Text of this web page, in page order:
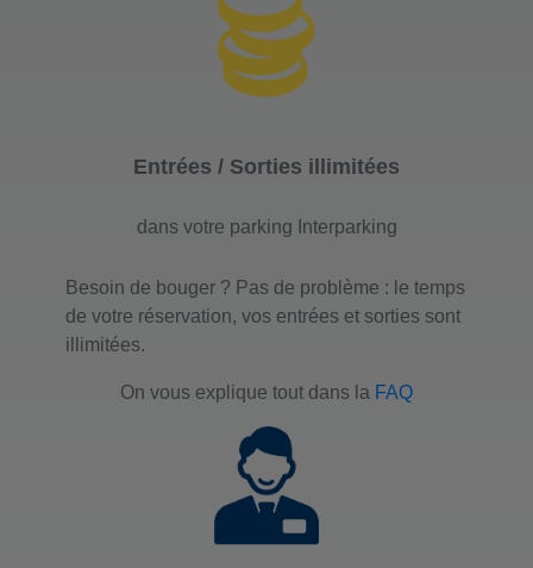
Entrées / Sorties illimitées
dans votre parking Interparking
Besoin de bouger ? Pas de problème : le temps
de votre réservation, vos entrées et sorties sont
illimitées.
On vous explique tout dans la FAQ